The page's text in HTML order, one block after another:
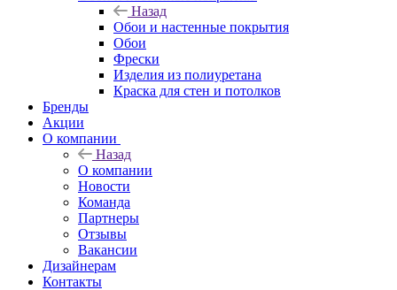
Назад
Обои и настенные покрытия
Обои
Фрески
Изделия из полиуретана
Краска для стен и потолков
Бренды
Акции
О компании
Назад
О компании
Новости
Команда
Партнеры
Отзывы
Вакансии
Дизайнерам
Контакты